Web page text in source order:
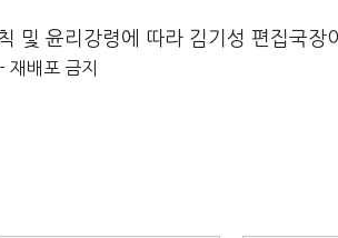
및 윤리강령에 따라 김기성 편집국장
배포 금지